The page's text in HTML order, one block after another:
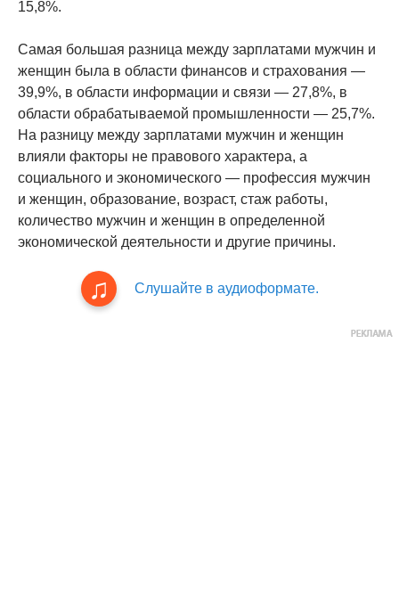
15,8%.
Самая большая разница между зарплатами мужчин и
женщин была в области финансов и страхования —
39,9%, в области информации и связи — 27,8%, в
области обрабатываемой промышленности — 25,7%.
На разницу между зарплатами мужчин и женщин
влияли факторы не правового характера, а
социального и экономического — профессия мужчин
и женщин, образование, возраст, стаж работы,
количество мужчин и женщин в определенной
экономической деятельности и другие причины.
Слушайте в аудиоформате.